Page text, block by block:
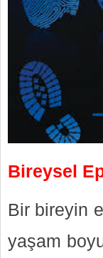
Bireysel
Bir bireyin
yaşam